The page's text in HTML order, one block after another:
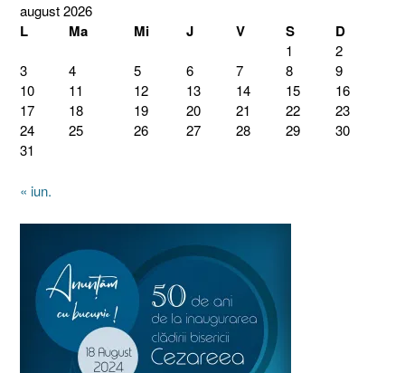
august 2026
L Ma Mi J V S D
1
2
3
4 5 6 7 8
9
10
11 12 13 14 15
16
17
18 19 20 21 22
23
24
25 26 27 28 29
30
31
« iun.